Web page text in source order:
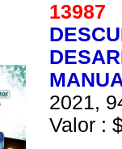
13987
2021,
Valor :